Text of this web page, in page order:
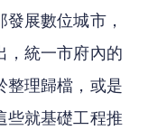
展數位城市，
，統一市府內的
整理歸檔，或是
些就基礎工程推